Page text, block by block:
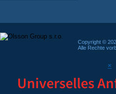
Copyright ©
Alle Rechte
×
Universelles